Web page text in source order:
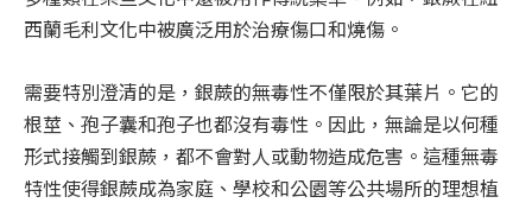
西蘭毛利文化中被廣泛用於治療傷口和燒傷。
需要特別澄清的是，銀蕨的無毒性不僅限於其葉片。它的
根莖、孢子囊和孢子也都沒有毒性。因此，無論是以何種
形式接觸到銀蕨，都不會對人或動物造成危害。這種無毒
特性使得銀蕨成為家庭、學校和公園等公共場所的理想植